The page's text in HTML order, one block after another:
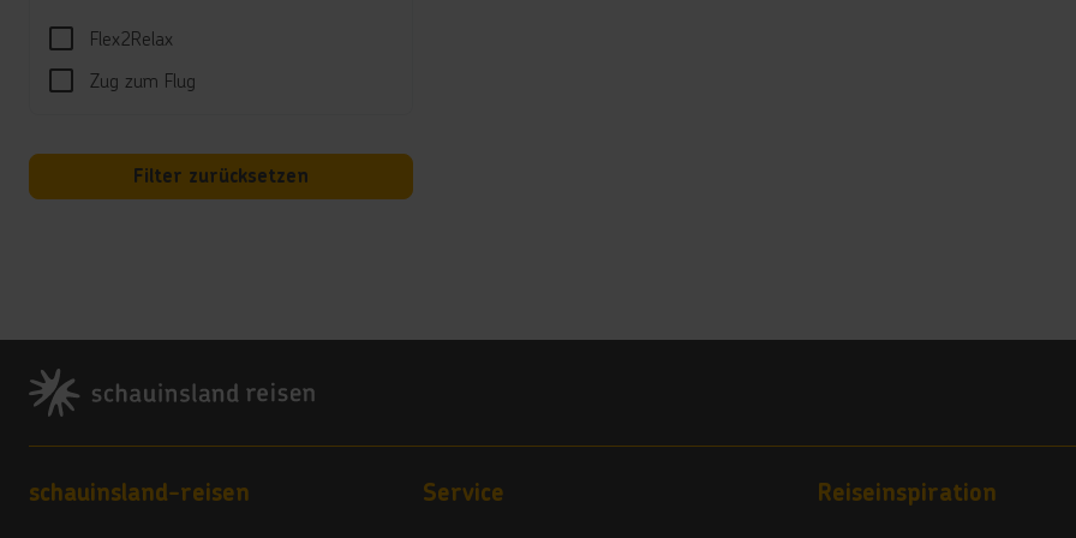
Flex2Relax
Zug zum Flug
Filter zurücksetzen
Footer
Footer navigation
schauinsland-reisen Service Reiseinspiration